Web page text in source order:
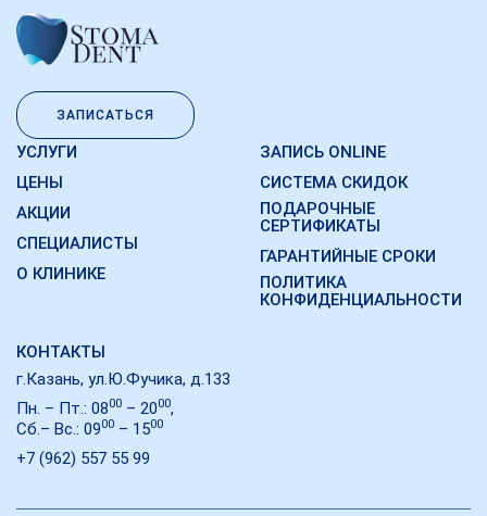
ЗАПИСАТЬСЯ
УСЛУГИ
ЦЕНЫ
АКЦИИ
СПЕЦИАЛИСТЫ
О КЛИНИКЕ
ЗАПИСЬ ONLINE
СИСТЕМА СКИДОК
ПОДАРОЧНЫЕ
СЕРТИФИКАТЫ
ГАРАНТИЙНЫЕ СРОКИ
ПОЛИТИКА
КОНФИДЕНЦИАЛЬНОСТИ
КОНТАКТЫ
г.Казань, ул.Ю.Фучика, д.133
Пн. – Пт.: 0800 – 2000,
Сб.– Вс.: 0900 – 1500
+7 (962) 557 55 99